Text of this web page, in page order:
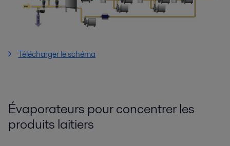
Télécharger le schéma
Évaporateurs pour concentrer les
produits laitiers